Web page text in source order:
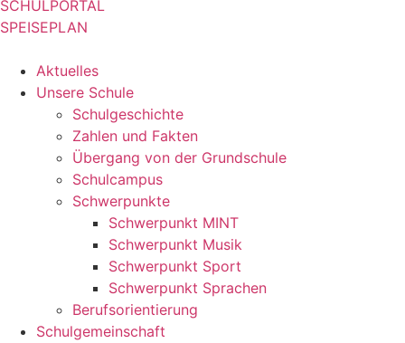
SCHULPORTAL
SPEISEPLAN
Aktuelles
Unsere Schule
Schulgeschichte
Zahlen und Fakten
Übergang von der Grundschule
Schulcampus
Schwerpunkte
Schwerpunkt MINT
Schwerpunkt Musik
Schwerpunkt Sport
Schwerpunkt Sprachen
Berufsorientierung
Schulgemeinschaft